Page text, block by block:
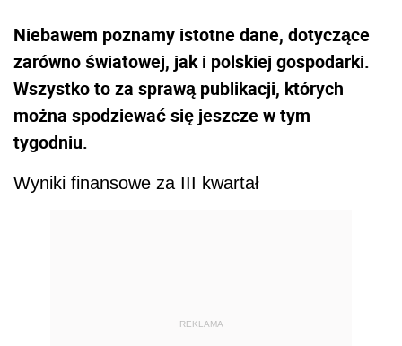
Niebawem poznamy istotne dane, dotyczące
zarówno światowej, jak i polskiej gospodarki.
Wszystko to za sprawą publikacji, których
można spodziewać się jeszcze w tym
tygodniu.
Wyniki finansowe za III kwartał
REKLAMA